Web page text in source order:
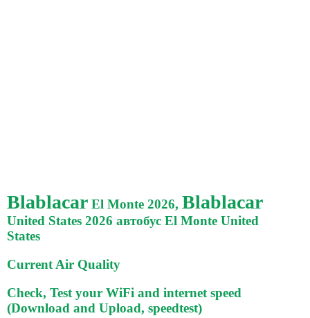
Blablacar El Monte 2026, Blablacar
United States 2026 автобус El Monte United
States
Current Air Quality
Check, Test your WiFi and internet speed
(Download and Upload, speedtest)